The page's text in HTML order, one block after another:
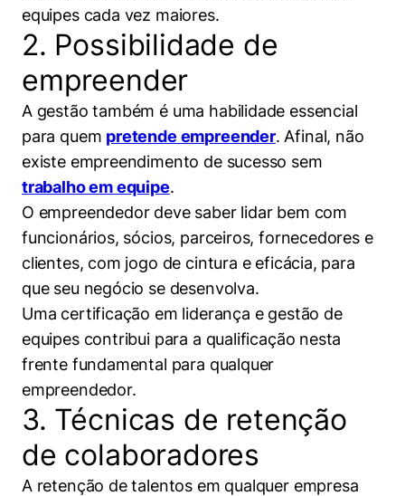
equipes cada vez maiores.
2. Possibilidade de
empreender
A gestão também é uma habilidade essencial
para quem pretende empreender. Afinal, não
existe empreendimento de sucesso sem
trabalho em equipe.
O empreendedor deve saber lidar bem com
funcionários, sócios, parceiros, fornecedores e
clientes, com jogo de cintura e eficácia, para
que seu negócio se desenvolva.
Uma certificação em liderança e gestão de
equipes contribui para a qualificação nesta
frente fundamental para qualquer
empreendedor.
3. Técnicas de retenção
de colaboradores
A retenção de talentos em qualquer empresa